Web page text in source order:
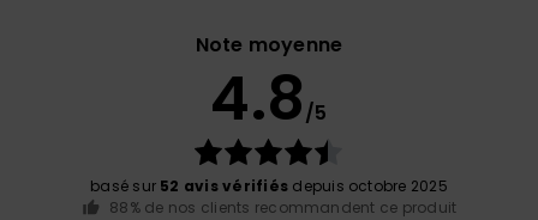
Note moyenne
4.8/5
basé sur 52 avis vérifiés depuis octobre 2025
88% de nos clients recommandent ce produit